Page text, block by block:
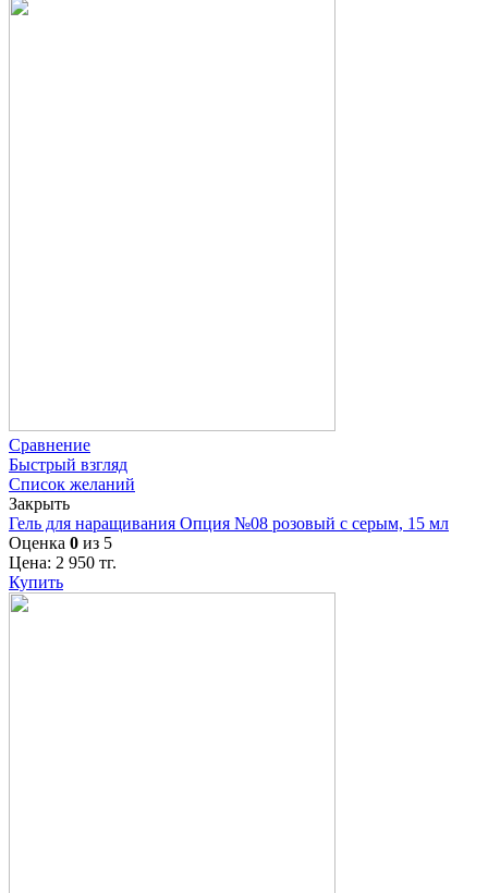
Сравнение
Быстрый взгляд
Список желаний
Закрыть
Гель для наращивания Опция №08 розовый с серым, 15 мл
Оценка 0 из 5
Цена: 2 950 тг.
Купить